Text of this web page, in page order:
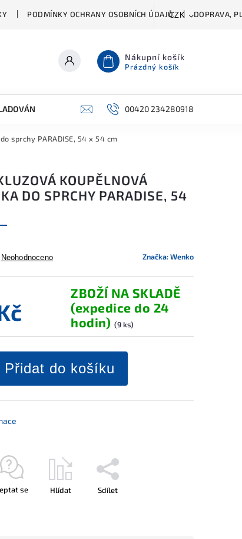
PODMÍNKY OCHRANY OSOBNÍCH ÚDAJŮ DOPRAVA,
CZK
Nákupní košík
Prázdný košík
A ČIŠTĚNÍ PŘÍSLUŠENSTVÍ
00420 234280918
sprchy PARADISE, 54 x 54 cm
KOUPĚLNOVÁ
DO SPRCHY PARADISE, 54
Neohodnoceno Značka:Wenko
ZBOŽÍ NA SKLADĚ
(expedice do 24
hodin) (9 ks)
Přidat do košíku
se Hlídat Sdílet